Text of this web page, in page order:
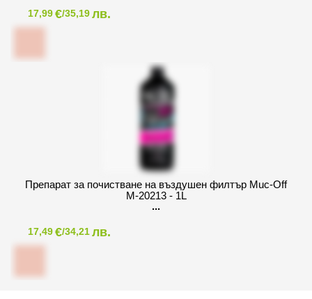
17,99€/35,19лв.
Препарат за почистване на въздушен филтър Muc-Off
M-20213 - 1L
17,49€/34,21лв.